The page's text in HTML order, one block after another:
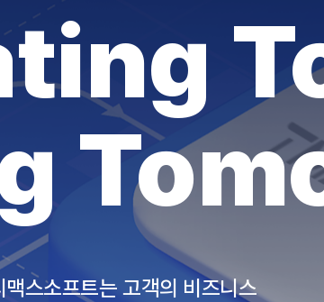
맥스소프트는 고객의 비즈니스